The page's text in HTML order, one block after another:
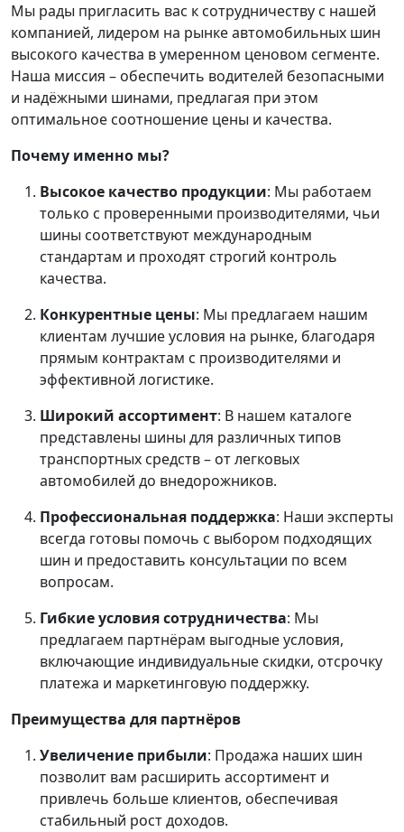
Мы рады пригласить вас к сотрудничеству с нашей
компанией, лидером на рынке автомобильных шин
высокого качества в умеренном ценовом сегменте.
Наша миссия – обеспечить водителей безопасными
и надёжными шинами, предлагая при этом
оптимальное соотношение цены и качества.
Почему именно мы?
Высокое качество продукции: Мы работаем
только с проверенными производителями, чьи
шины соответствуют международным
стандартам и проходят строгий контроль
качества.
Конкурентные цены: Мы предлагаем нашим
клиентам лучшие условия на рынке, благодаря
прямым контрактам с производителями и
эффективной логистике.
Широкий ассортимент: В нашем каталоге
представлены шины для различных типов
транспортных средств – от легковых
автомобилей до внедорожников.
Профессиональная поддержка: Наши эксперты
всегда готовы помочь с выбором подходящих
шин и предоставить консультации по всем
вопросам.
Гибкие условия сотрудничества: Мы
предлагаем партнёрам выгодные условия,
включающие индивидуальные скидки, отсрочку
платежа и маркетинговую поддержку.
Преимущества для партнёров
Увеличение прибыли: Продажа наших шин
позволит вам расширить ассортимент и
привлечь больше клиентов, обеспечивая
стабильный рост доходов.